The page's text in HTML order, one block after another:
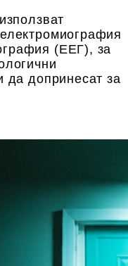
(ЕЕГ), за
да допринесат за